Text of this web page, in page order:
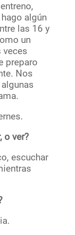
algún
las 16 y
un
veces
preparo
Nos
o ver?
escuchar